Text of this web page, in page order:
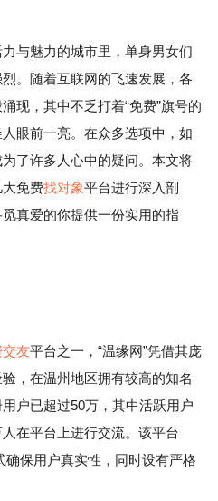
与魅力的城市里，单身男女们
。随着互联网的飞速发展，各
现，其中不乏打着“免费”旗号的
眼前一亮。在众多选项中，如
了许多人心中的疑问。本文将
免费找对象平台进行深入剖
真爱的你提供一份实用的指
友平台之一，“温缘网”凭借其庞
，在温州地区拥有较高的知名
户已超过50万，其中活跃用户
在平台上进行交流。该平台
确保用户真实性，同时设有严格